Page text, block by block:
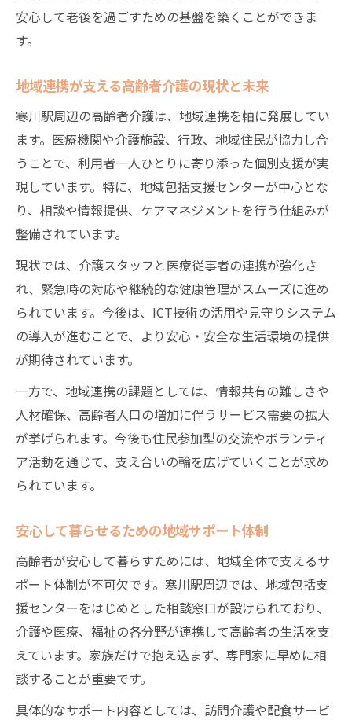
安心して老後を過ごすための基盤を築くことができま
す。
地域連携が支える高齢者介護の現状と未来
寒川駅周辺の高齢者介護は、地域連携を軸に発展してい
ます。医療機関や介護施設、行政、地域住民が協力し合
うことで、利用者一人ひとりに寄り添った個別支援が実
現しています。特に、地域包括支援センターが中心とな
り、相談や情報提供、ケアマネジメントを行う仕組みが
整備されています。
現状では、介護スタッフと医療従事者の連携が強化さ
れ、緊急時の対応や継続的な健康管理がスムーズに進め
られています。今後は、ICT技術の活用や見守りシステム
の導入が進むことで、より安心・安全な生活環境の提供
が期待されています。
一方で、地域連携の課題としては、情報共有の難しさや
人材確保、高齢者人口の増加に伴うサービス需要の拡大
が挙げられます。今後も住民参加型の交流やボランティ
ア活動を通じて、支え合いの輪を広げていくことが求め
られています。
安心して暮らせるための地域サポート体制
高齢者が安心して暮らすためには、地域全体で支えるサ
ポート体制が不可欠です。寒川駅周辺では、地域包括支
援センターをはじめとした相談窓口が設けられており、
介護や医療、福祉の各分野が連携して高齢者の生活を支
えています。家族だけで抱え込まず、専門家に早めに相
談することが重要です。
具体的なサポート内容としては、訪問介護や配食サービ